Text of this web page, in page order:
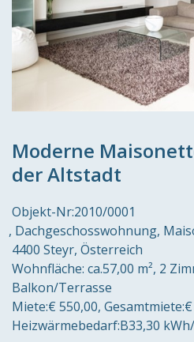
Moderne
der Altstadt
Objekt-Nr:2010/0001
Dachgeschosswohnung,
4400 Steyr Österreich
Wohnfläche: ca.57,00 m² 2
Balkon/Terrasse
Miete:€ 550,00 Gesamtmiete:
Heizwärmebedarf:B33,30